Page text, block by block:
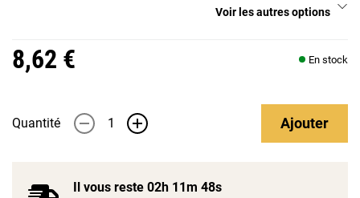
Voir les autres options
8,62 € En stock
Quantité - + Ajouter
Il vous reste 02h 11m 48s